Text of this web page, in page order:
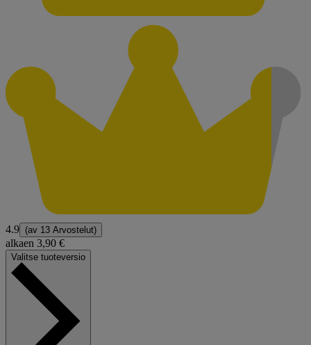
4.9 (av 13 Arvostelut)
alkaen 3,90 €
Valitse tuoteversio